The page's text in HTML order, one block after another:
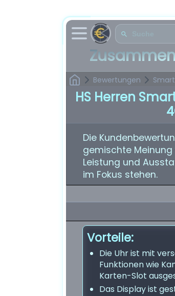
Bewertungen
HS Herren
Die
gemischte Meinung
Leistung und
im Fokus stehen.
Vorteile:
Die Uhr ist mit
Funktionen wie
Karten-Slot
Das Display ist